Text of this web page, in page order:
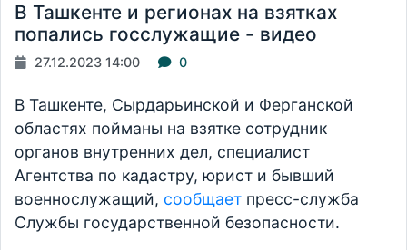
В Ташкенте и регионах на взятках
попались госслужащие - видео
27.12.2023 14:00 0
В Ташкенте, Сырдарьинской и Ферганской
областях пойманы на взятке сотрудник
органов внутренних дел, специалист
Агентства по кадастру, юрист и бывший
военнослужащий, сообщает пресс-служба
Службы государственной безопасности.